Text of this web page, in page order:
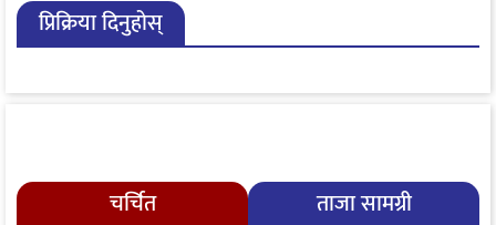
प्रिक्रिया दिनुहोस्
चर्चित ताजा सामग्री